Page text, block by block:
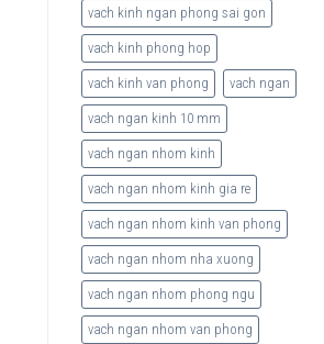
vach kinh ngan phong sai gon
vach kinh phong hop
vach kinh van phong vach ngan
vach ngan kinh 10 mm
vach ngan nhom kinh
vach ngan nhom kinh gia re
vach ngan nhom kinh van phong
vach ngan nhom nha xuong
vach ngan nhom phong ngu
vach ngan nhom van phong